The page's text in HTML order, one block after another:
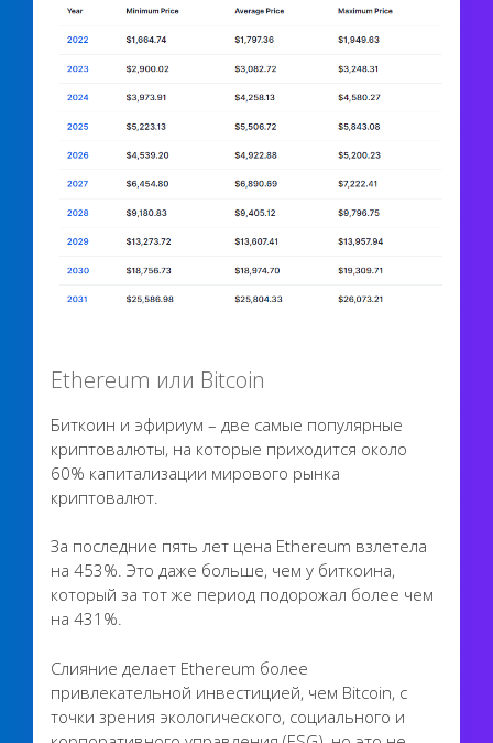
Ethereum или Bitcoin
Биткоин и эфириум – две самые популярные
криптовалюты, на которые приходится около
60% капитализации мирового рынка
криптовалют.
За последние пять лет цена Ethereum взлетела
на 453%. Это даже больше, чем у биткоина,
который за тот же период подорожал более чем
на 431%.
Слияние делает Ethereum более
привлекательной инвестицией, чем Bitcoin, с
точки зрения экологического, социального и